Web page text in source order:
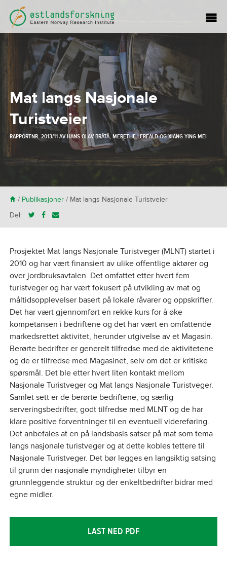
Mat langs Nasjonale
Turistveier
RAPPORTNR. 2013/11 AVHANS OLAV BRÅTÅ,MERETHE LERFALDOGXIANG YING MEI
H/ Publikasjoner/ Mat langs Nasjonale Turistveier
Del:
Prosjektet Mat langs Nasjonale Turistveger (MLNT) startet i
2010 og har vært finansiert av ulike offentlige aktører og
over jordbruksavtalen. Det omfattet etter hvert fem
turistveger og har vært fokusert på utvikling av mat og
måltidsopplevelser basert på lokale råvarer og oppskrifter.
Det har vært gjennomført en rekke kurs for å øke
kompetansen i bedriftene og det har vært en omfattende
markedsrettet aktivitet, herunder utgivelse av et Magasin.
Berørte bedrifter er generelt tilfredse med de aktivitetene
og de er tilfredse med Magasinet, selv om det er kritiske
spørsmål. Det ble etter hvert liten kontakt mellom
Nasjonale Turistveger og Mat langs Nasjonale Turistveger.
Samlet sett er de berørte bedriftene, og særlig
serveringsbedrifter, godt tilfredse med MLNT og de har
klare positive forventninger til en eventuell videreføring.
Det anbefales at en på landsbasis satser på mat som tema
langs nasjonale turistveger og at dette kobles tettere til
Nasjonale Turistveger. Det bør legges en langsiktig satsing
til grunn der nasjonale myndigheter tilbyr en
grunnleggende struktur og der enkeltbedrifter bidrar med
egne midler.
LAST NED PDF